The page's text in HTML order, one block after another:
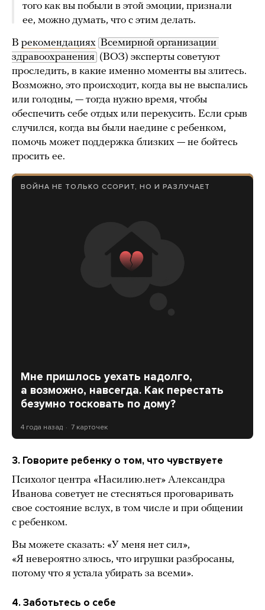
того как вы побыли в этой эмоции, признали
ее, можно думать, что с этим делать.
В рекомендациях Всемирной организации
здравоохранения (ВОЗ) эксперты советуют
проследить, в какие именно моменты вы злитесь.
Возможно, это происходит, когда вы не выспались
или голодны, — тогда нужно время, чтобы
обеспечить себе отдых или перекусить. Если срыв
случился, когда вы были наедине с ребенком,
помочь может поддержка близких — не бойтесь
просить ее.
ВОЙНА НЕ ТОЛЬКО ССОРИТ, НО И РАЗЛУЧАЕТ
Мне пришлось уехать надолго,
а возможно, навсегда. Как перестать
безумно тосковать по дому?
4 года назад 7 карточек
3. Говорите ребенку о том, что чувствуете
Психолог центра «Насилию.нет» Александра
Иванова советует не стесняться проговаривать
свое состояние вслух, в том числе и при общении
с ребенком.
Вы можете сказать: «У меня нет сил»,
«Я невероятно злюсь, что игрушки разбросаны,
потому что я устала убирать за всеми».
4. Заботьтесь о себе